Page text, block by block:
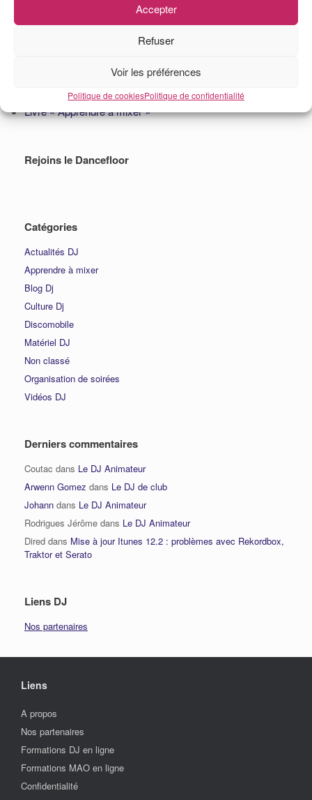
Accepter
Refuser
Voir les préférences
Politique de cookiesPolitique de confidentialité
TOP 3 des meilleurs formations DJ
Formation DJ « La méthode Jedi »
Formation MAO : « La méthode Shuriken »
Livre « Apprendre à mixer »
Rejoins le Dancefloor
Catégories
Actualités DJ
Apprendre à mixer
Blog Dj
Culture Dj
Discomobile
Matériel DJ
Non classé
Organisation de soirées
Vidéos DJ
Derniers commentaires
Coutac dans Le DJ Animateur
Arwenn Gomez dans Le DJ de club
Johann dans Le DJ Animateur
Rodrigues Jérôme dans Le DJ Animateur
Dired dans Mise à jour Itunes 12.2 : problèmes avec Rekordbox,
Traktor et Serato
Liens DJ
Nos partenaires
Liens
A propos
Nos partenaires
Formations DJ en ligne
Formations MAO en ligne
Confidentialité